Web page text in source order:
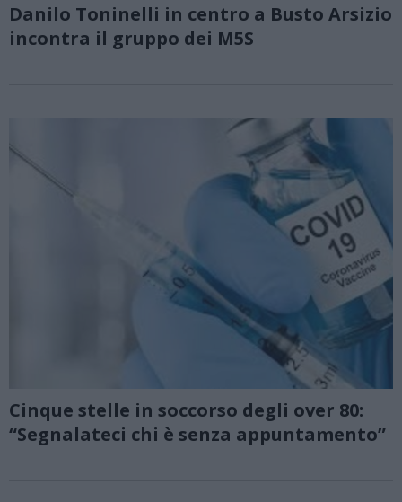
Danilo Toninelli in centro a Busto Arsizio
incontra il gruppo dei M5S
Cinque stelle in soccorso degli over 80:
“Segnalateci chi è senza appuntamento”